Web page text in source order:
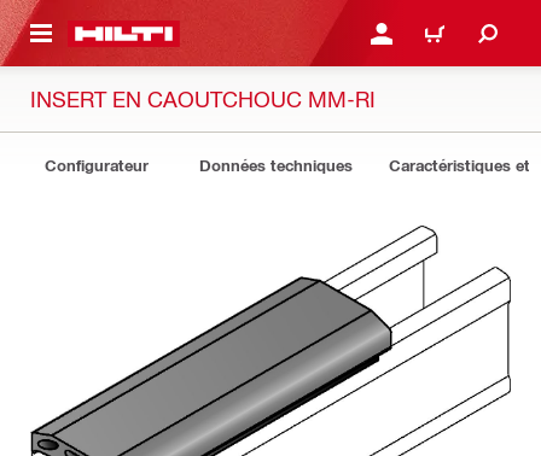
CONTENT CONNEXION OU
PANIER
INSERT EN CAOUTCHOUC MM-RI
Configurateur Données techniques Caractéristiques et